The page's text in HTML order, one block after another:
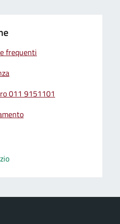
frequenti
011 9151101